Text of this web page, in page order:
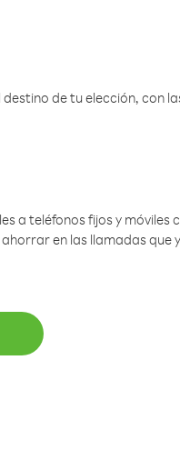
de tu elección, con
a teléfonos fijos y móviles
en las llamadas que